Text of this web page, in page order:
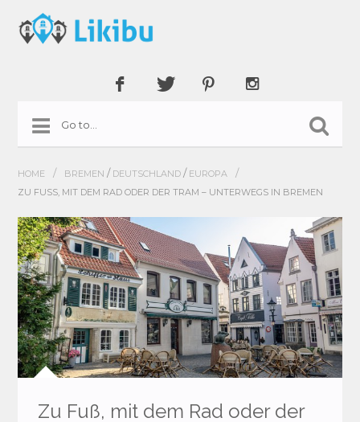
HOME / BREMEN / DEUTSCHLAND / EUROPA /
ZU FUSS, MIT DEM RAD ODER DER TRAM – UNTERWEGS IN BREMEN
Zu Fuß, mit dem Rad oder der